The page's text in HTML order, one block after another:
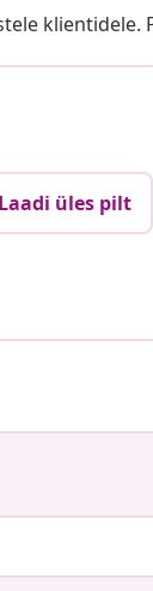
klientidele.
Laadi üles pilt